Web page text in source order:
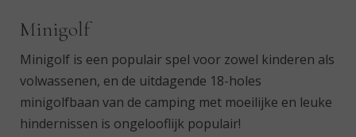
Minigolf
Minigolf is een populair spel voor zowel kinderen als
volwassenen, en de uitdagende 18-holes
minigolfbaan van de camping met moeilijke en leuke
hindernissen is ongelooflijk populair!